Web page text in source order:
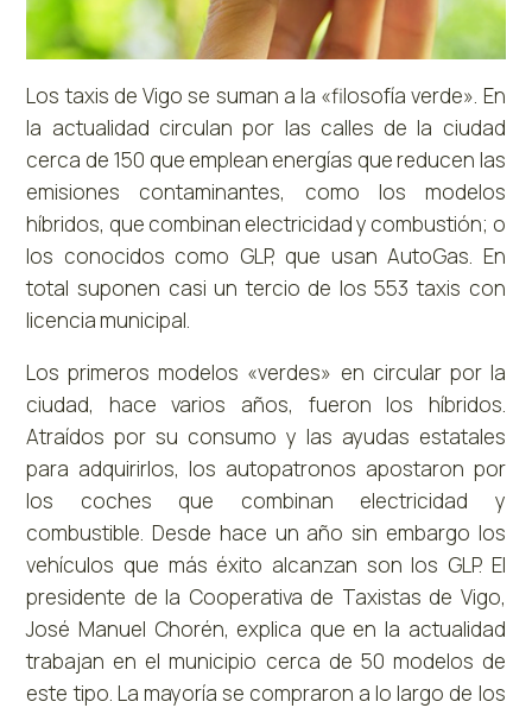
Los taxis de Vigo se suman a la «filosofía verde». En
la actualidad circulan por las calles de la ciudad
cerca de 150 que emplean energías que reducen las
emisiones contaminantes, como los modelos
híbridos, que combinan electricidad y combustión; o
los conocidos como GLP, que usan AutoGas. En
total suponen casi un tercio de los 553 taxis con
licencia municipal.
Los primeros modelos «verdes» en circular por la
ciudad, hace varios años, fueron los híbridos.
Atraídos por su consumo y las ayudas estatales
para adquirirlos, los autopatronos apostaron por
los coches que combinan electricidad y
combustible. Desde hace un año sin embargo los
vehículos que más éxito alcanzan son los GLP. El
presidente de la Cooperativa de Taxistas de Vigo,
José Manuel Chorén, explica que en la actualidad
trabajan en el municipio cerca de 50 modelos de
este tipo. La mayoría se compraron a lo largo de los